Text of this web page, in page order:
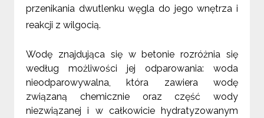
przenikania dwutlenku węgla do jego wnętrza i
reakcji z wilgocią.
Wodę znajdująca się w betonie rozróżnia się
według możliwości jej odparowania: woda
nieodparowywalna, która zawiera wodę
związaną chemicznie oraz część wody
niezwiązanej i w całkowicie hydratyzowanym